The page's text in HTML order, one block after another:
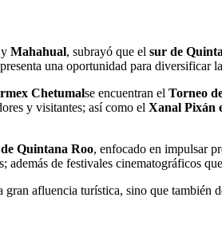
Mahahual, subrayó que el sur de
una oportunidad para diversificar
Chetumalse encuentran el Torneo
y visitantes; así como el Xanal Pixán
Quintana Roo, enfocado en impulsar
de festivales cinematográficos
afluencia turística, sino que